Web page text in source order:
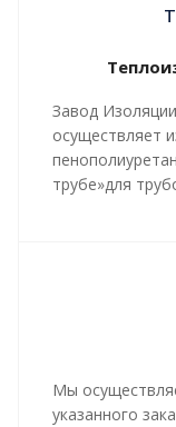
Завод
осуществляет
трубе»для
Все работы,
мероприятий
Мы
указанного